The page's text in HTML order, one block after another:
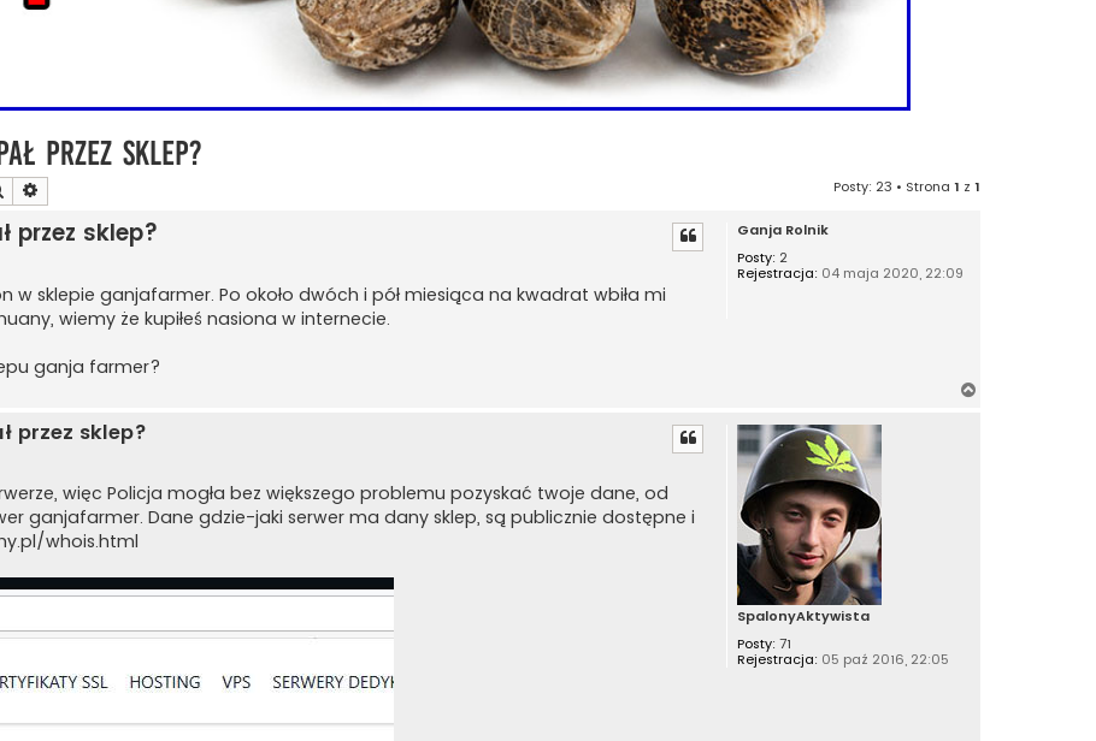
przez sklep?
Szukaj Posty: 23 • Strona 1 z 1
Ganja Rolnik
Posty: 2
Rejestracja: 04 maja 2020, 22:09
przez sklep?
w sklepie ganjafarmer. Po około dwóch i pół miesiąca na kwadrat wbiła mi
wiemy że kupiłeś nasiona w internecie.
ganja farmer?
SpalonyAktywista
Posty: 71
Rejestracja: 05 paź 2016, 22:05
przez sklep?
więc Policja mogła bez większego problemu pozyskać twoje dane, od
ganjafarmer. Dane gdzie-jaki serwer ma dany sklep, są publicznie dostępne i
whois.html